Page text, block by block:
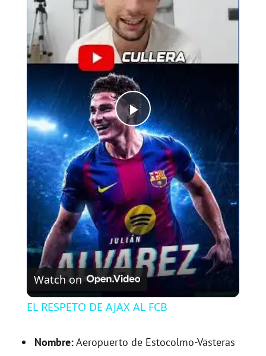
P
l
a
y
V
i
d
Watch on
EL RESPETO DE AJAX AL FCB
Nombre:Aeropuerto de Estocolmo-Västeras